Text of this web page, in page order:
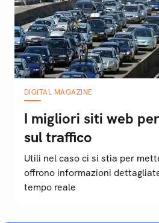
DIGITAL MAGAZINE
I migliori siti web
sul traffico
Utili nel caso ci si stia per
offrono informazioni
tempo reale